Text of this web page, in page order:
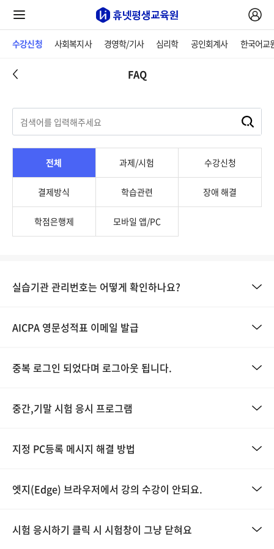
수강신청 사회복지사 경영학/기사 심리학 공인회계사 한국어교
FAQ
전체 과제/시험 수강신청
결제방식 학습관련 장애 해결
학점은행제 모바일 앱/PC
실습기관 관리번호는 어떻게 확인하나요?
AICPA 영문성적표 이메일 발급
중복 로그인 되었다며 로그아웃 됩니다.
중간,기말 시험 응시 프로그램
지정 PC등록 메시지 해결 방법
엣지(Edge) 브라우저에서 강의 수강이 안되요.
시험 응시하기 클릭 시 시험창이 그냥 닫혀요